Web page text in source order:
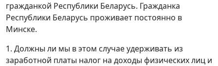
гражданкой Республики Беларусь. Гражданка
Республики Беларусь проживает постоянно в
Минске.
1. Должны ли мы в этом случае удерживать из
заработной платы налог на доходы физических лиц и